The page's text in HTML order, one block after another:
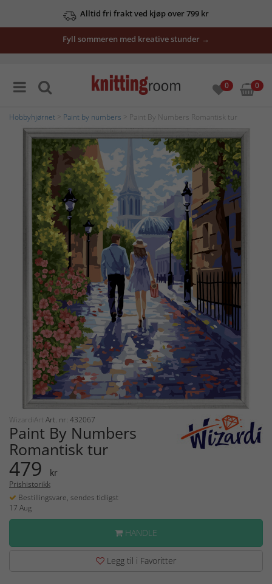
Alltid fri frakt ved kjøp over 799 kr
Fyll sommeren med kreative stunder →
0 0
Hobbyhjørnet Paint by numbers > Paint By Numbers Romantisk tur
WizardiArt Art. nr: 432067
Paint By Numbers
Romantisk tur
479 kr
Prishistorikk
Bestillingsvare, sendes tidligst
17 Aug
HANDLE
Legg til i Favoritter